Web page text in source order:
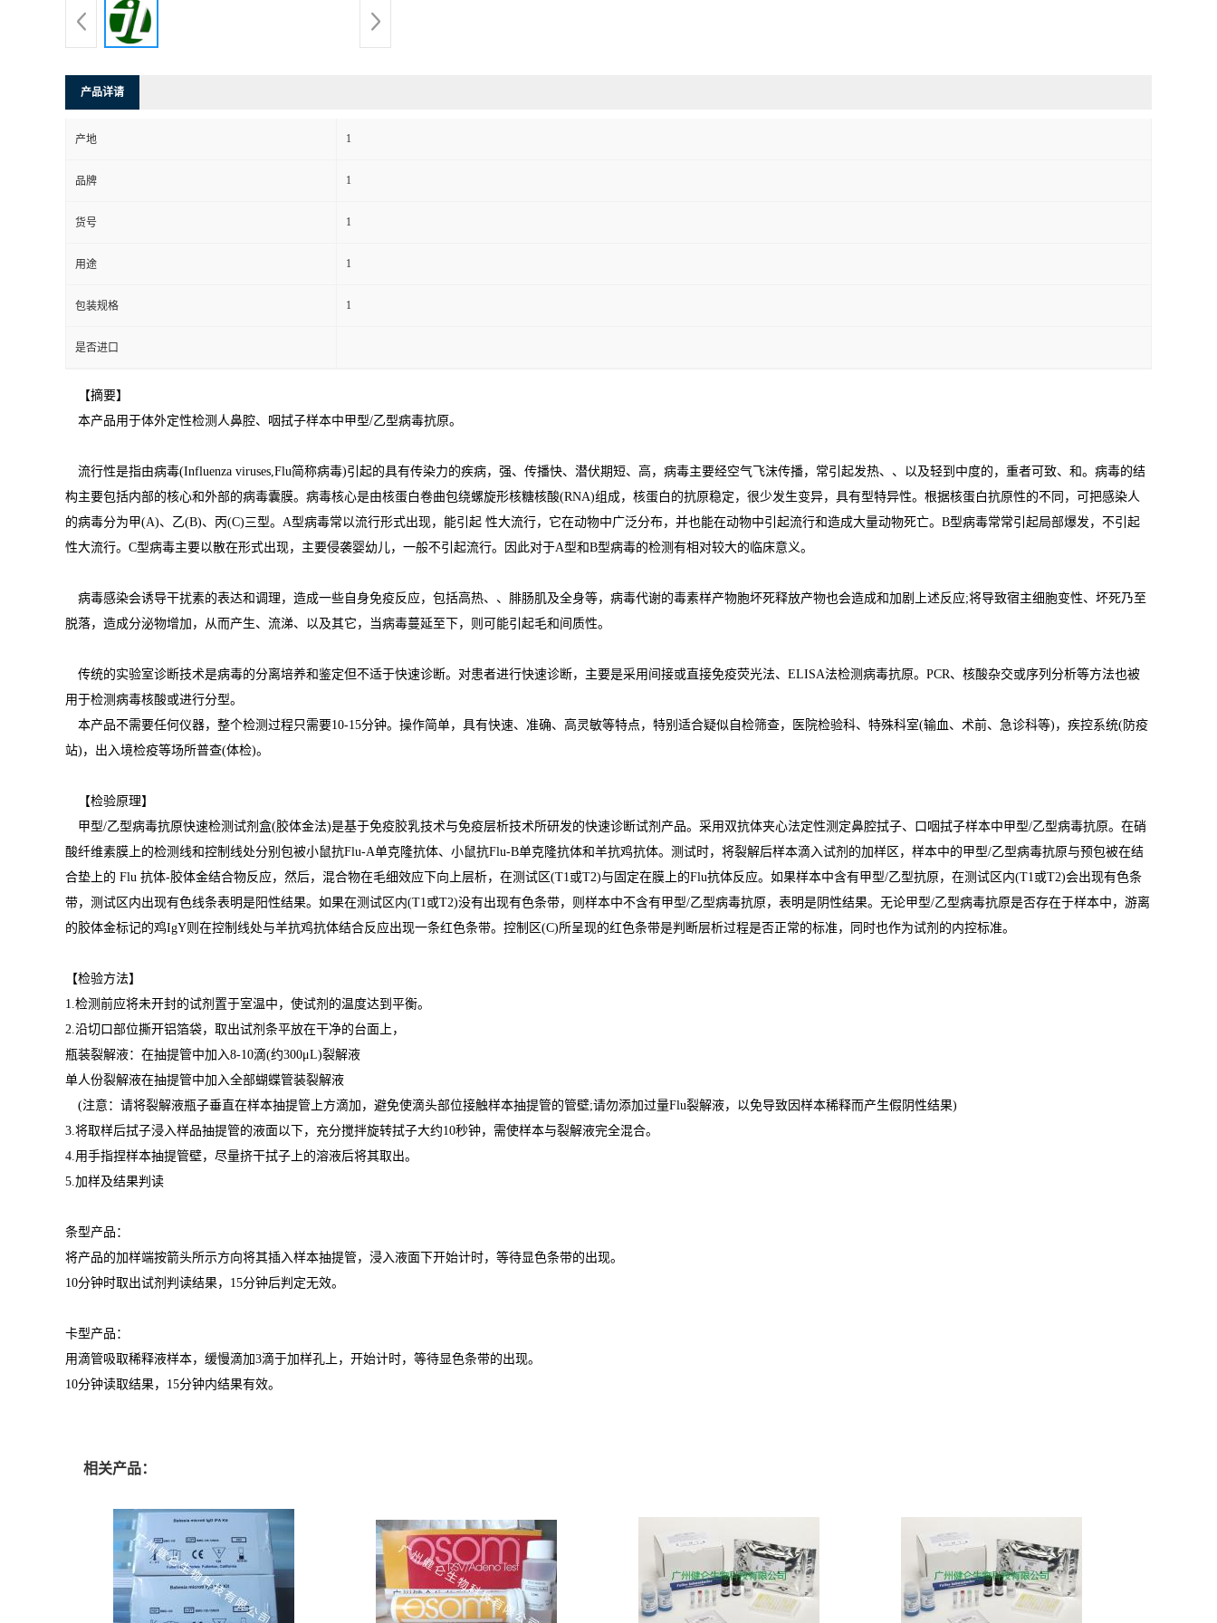
产品详请
产地 1
品牌 1
货号 1
用途 1
包装规格 1
是否进口
【摘要】
本产品用于体外定性检测人鼻腔、咽拭子样本中甲型/乙型病毒抗原。
流行性是指由病毒(Influenza viruses,Flu简称病毒)引起的具有传染力的疾病，强、传播快、潜伏期短、高，病毒主要经空气飞沫传播，常引起发热、、以及轻到中度的，重者可致、和。病毒的结
构主要包括内部的核心和外部的病毒囊膜。病毒核心是由核蛋白卷曲包绕螺旋形核糖核酸(RNA)组成，核蛋白的抗原稳定，很少发生变异，具有型特异性。根据核蛋白抗原性的不同，可把感染人
的病毒分为甲(A)、乙(B)、丙(C)三型。A型病毒常以流行形式出现，能引起 性大流行，它在动物中广泛分布，并也能在动物中引起流行和造成大量动物死亡。B型病毒常常引起局部爆发，不引起
性大流行。C型病毒主要以散在形式出现，主要侵袭婴幼儿，一般不引起流行。因此对于A型和B型病毒的检测有相对较大的临床意义。
病毒感染会诱导干扰素的表达和调理，造成一些自身免疫反应，包括高热、、腓肠肌及全身等，病毒代谢的毒素样产物胞坏死释放产物也会造成和加剧上述反应;将导致宿主细胞变性、坏死乃至
脱落，造成分泌物增加，从而产生、流涕、以及其它，当病毒蔓延至下，则可能引起毛和间质性。
传统的实验室诊断技术是病毒的分离培养和鉴定但不适于快速诊断。对患者进行快速诊断，主要是采用间接或直接免疫荧光法、ELISA法检测病毒抗原。PCR、核酸杂交或序列分析等方法也被
用于检测病毒核酸或进行分型。
本产品不需要任何仪器，整个检测过程只需要10-15分钟。操作简单，具有快速、准确、高灵敏等特点，特别适合疑似自检筛查，医院检验科、特殊科室(输血、术前、急诊科等)，疾控系统(防疫
站)，出入境检疫等场所普查(体检)。
【检验原理】
甲型/乙型病毒抗原快速检测试剂盒(胶体金法)是基于免疫胶乳技术与免疫层析技术所研发的快速诊断试剂产品。采用双抗体夹心法定性测定鼻腔拭子、口咽拭子样本中甲型/乙型病毒抗原。在硝
酸纤维素膜上的检测线和控制线处分别包被小鼠抗Flu-A单克隆抗体、小鼠抗Flu-B单克隆抗体和羊抗鸡抗体。测试时，将裂解后样本滴入试剂的加样区，样本中的甲型/乙型病毒抗原与预包被在结
合垫上的 Flu 抗体-胶体金结合物反应，然后，混合物在毛细效应下向上层析，在测试区(T1或T2)与固定在膜上的Flu抗体反应。如果样本中含有甲型/乙型抗原，在测试区内(T1或T2)会出现有色条
带，测试区内出现有色线条表明是阳性结果。如果在测试区内(T1或T2)没有出现有色条带，则样本中不含有甲型/乙型病毒抗原，表明是阴性结果。无论甲型/乙型病毒抗原是否存在于样本中，游离
的胶体金标记的鸡IgY则在控制线处与羊抗鸡抗体结合反应出现一条红色条带。控制区(C)所呈现的红色条带是判断层析过程是否正常的标准，同时也作为试剂的内控标准。
【检验方法】
1.检测前应将未开封的试剂置于室温中，使试剂的温度达到平衡。
2.沿切口部位撕开铝箔袋，取出试剂条平放在干净的台面上，
瓶装裂解液：在抽提管中加入8-10滴(约300μL)裂解液
单人份裂解液在抽提管中加入全部蝴蝶管装裂解液
(注意：请将裂解液瓶子垂直在样本抽提管上方滴加，避免使滴头部位接触样本抽提管的管壁;请勿添加过量Flu裂解液，以免导致因样本稀释而产生假阴性结果)
3.将取样后拭子浸入样品抽提管的液面以下，充分搅拌旋转拭子大约10秒钟，需使样本与裂解液完全混合。
4.用手指捏样本抽提管壁，尽量挤干拭子上的溶液后将其取出。
5.加样及结果判读
条型产品：
将产品的加样端按箭头所示方向将其插入样本抽提管，浸入液面下开始计时，等待显色条带的出现。
10分钟时取出试剂判读结果，15分钟后判定无效。
卡型产品：
用滴管吸取稀释液样本，缓慢滴加3滴于加样孔上，开始计时，等待显色条带的出现。
10分钟读取结果，15分钟内结果有效。
相关产品：